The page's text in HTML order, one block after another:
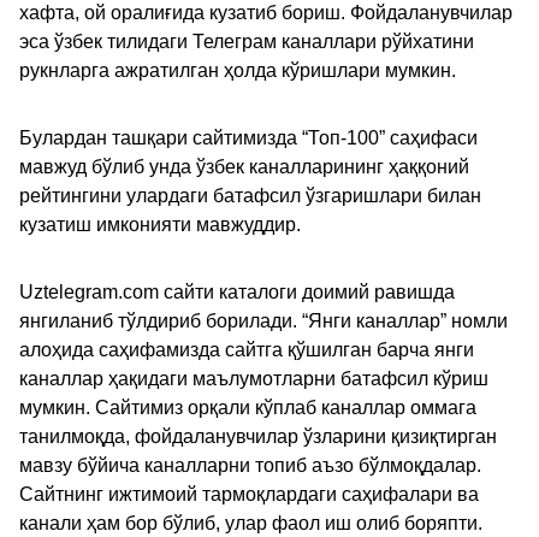
хафта, ой оралиғида кузатиб бориш. Фойдаланувчилар
эса ўзбек тилидаги Телеграм каналлари рўйхатини
рукнларга ажратилган ҳолда кўришлари мумкин.
Булардан ташқари сайтимизда “Топ-100” саҳифаси
мавжуд бўлиб унда ўзбек каналларининг ҳаққоний
рейтингини улардаги батафсил ўзгаришлари билан
кузатиш имконияти мавжуддир.
Uztelegram.com сайти каталоги доимий равишда
янгиланиб тўлдириб борилади. “Янги каналлар” номли
алоҳида саҳифамизда сайтга қўшилган барча янги
каналлар ҳақидаги маълумотларни батафсил кўриш
мумкин. Сайтимиз орқали кўплаб каналлар оммага
танилмоқда, фойдаланувчилар ўзларини қизиқтирган
мавзу бўйича каналларни топиб аъзо бўлмоқдалар.
Сайтнинг ижтимоий тармоқлардаги саҳифалари ва
канали ҳам бор бўлиб, улар фаол иш олиб боряпти.